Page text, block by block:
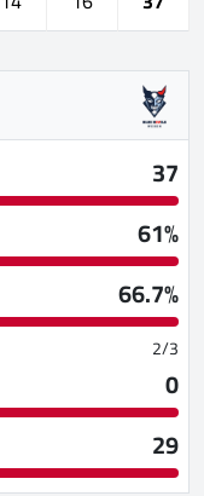
37
61%
66.7%
2/3
0
29